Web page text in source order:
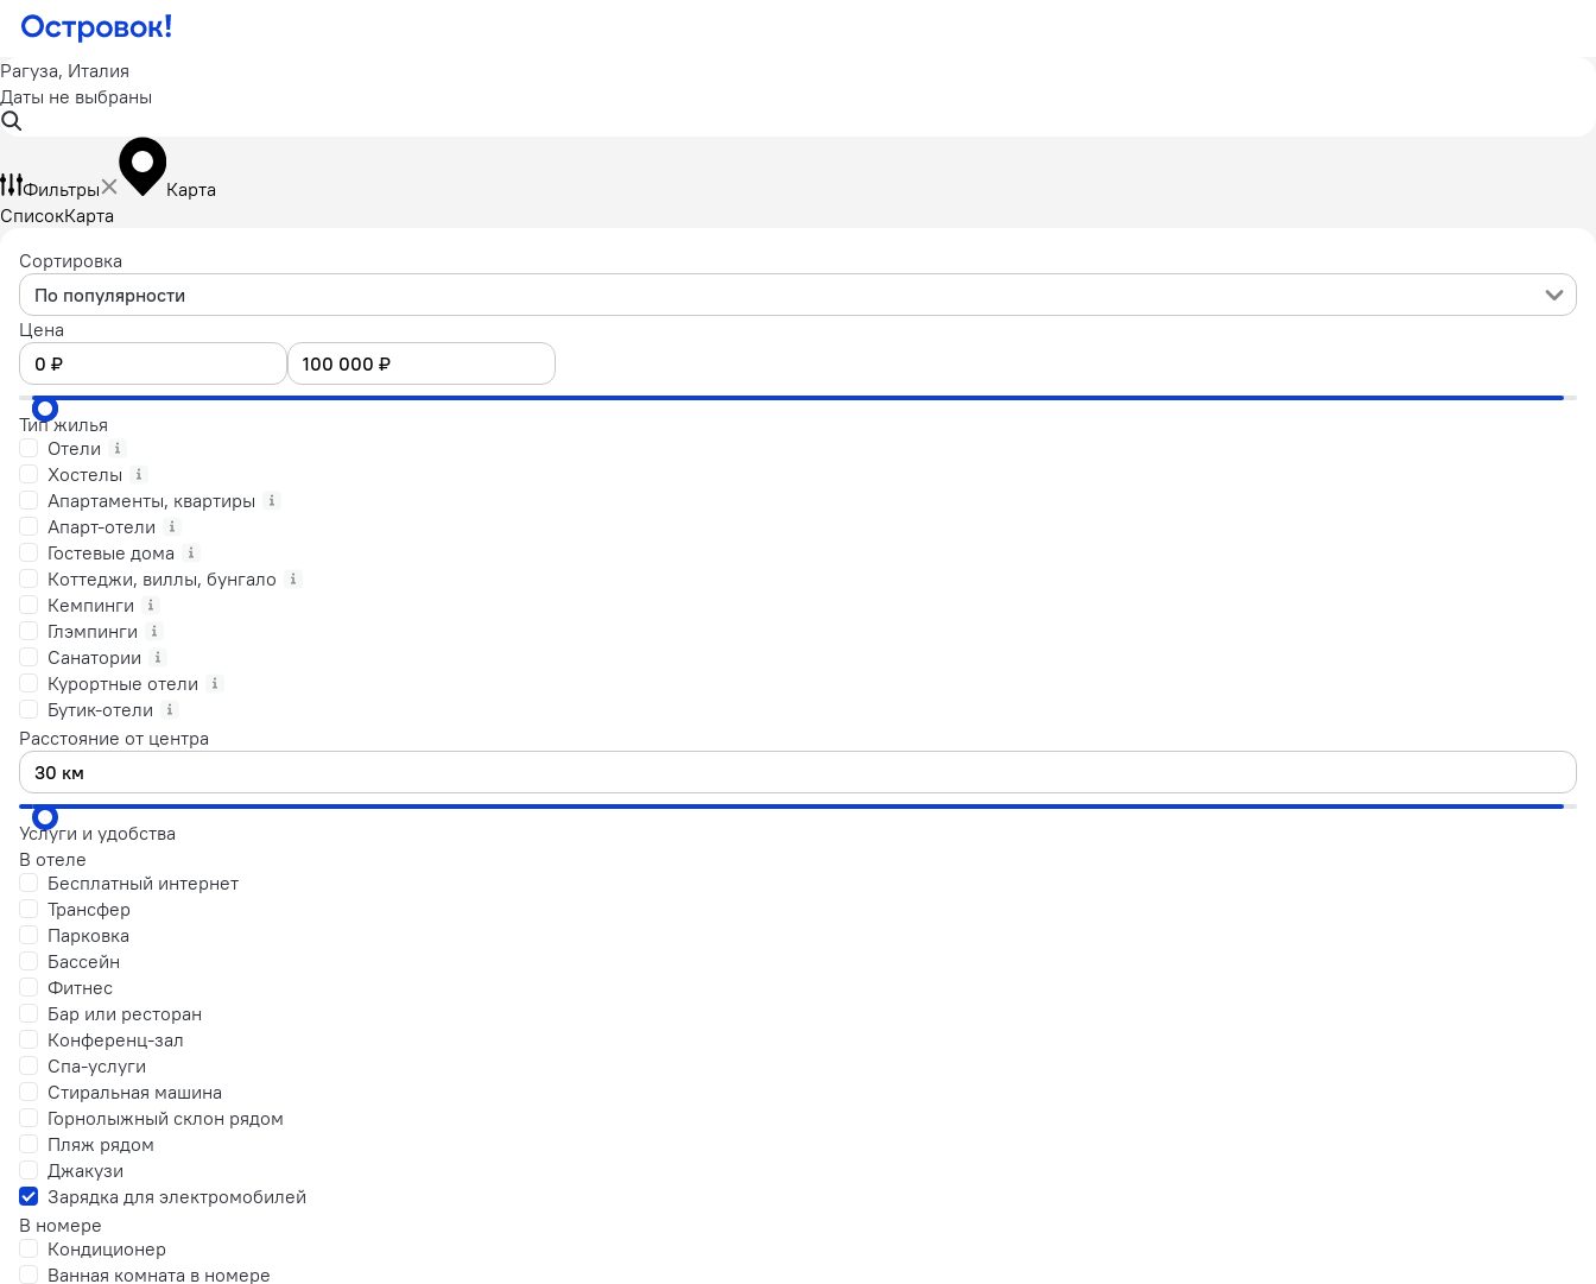
Рагуза, Италия
Даты не выбраны
Фильтры
Карта
СписокКарта
Сортировка
По популярности
Цена
Тип жилья
Отели
Хостелы
Апартаменты, квартиры
Апарт-отели
Гостевые дома
Коттеджи, виллы, бунгало
Кемпинги
Глэмпинги
Санатории
Курортные отели
Бутик-отели
Расстояние от центра
Услуги и удобства
В отеле
Бесплатный интернет
Трансфер
Парковка
Бассейн
Фитнес
Бар или ресторан
Конференц-зал
Спа-услуги
Стиральная машина
Горнолыжный склон рядом
Пляж рядом
Джакузи
Зарядка для электромобилей
В номере
Кондиционер
Ванная комната в номере